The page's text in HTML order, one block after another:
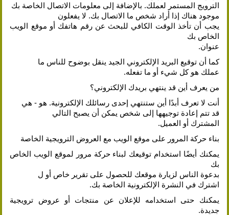
الترويج المستمر لعملك. بالإضافة إلى معلومات الاتصال الخاصة بك
موجود هناك إذا أراد شخص ما الاتصال بك. لا يفعلون
يجب أن تأخذ الوقت الكافي للبحث عن رقم هاتفك أو موقع الويب
الخاص بك
عنوان.
كما أن توقيع البريد الإلكتروني الجيد ينقل بوضوح للناس ما
عملك هو كل شيء أو ما تفعله.
من يعرف أين قد ينتهي بريدك الإلكتروني؟
أنت لا تعرف أبدًا أين ستنتهي إحدى رسائلك الإلكترونية. هو - هي
قد تتم إعادة توجيهها إلى شخص يمكن أن يصبح التالي
المشترك أو العميل.
بناء حركة المرور على موقع الويب مع العروض الترويجية الخاصة
يمكنك أيضًا استخدام توقيعك لبناء حركة مرور لموقع الويب الخاص
بك
بدعوة الناس لزيارة موقعك للحصول على تقرير خاص أو ل
اشترك في النشرة الإلكترونية الخاصة بك.
يمكنك حتى استخدامه للإعلان عن منتجات أو عروض ترويجية
جديدة.